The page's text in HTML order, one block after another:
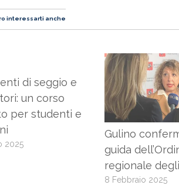
interessarti anche
di seggio e
un corso
per studenti e
2025
Gulino
guida
regionale
8 Febbraio 2025